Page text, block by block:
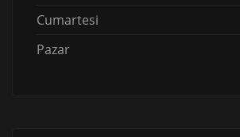
Cumartesi
Pazar